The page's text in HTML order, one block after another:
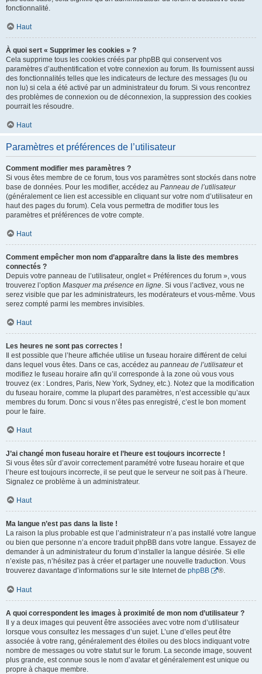
fonctionnalité.
Haut
À quoi sert « Supprimer les cookies » ?
Cela supprime tous les cookies créés par phpBB qui conservent vos
paramètres d’authentification et votre connexion au forum. Ils fournissent aussi
des fonctionnalités telles que les indicateurs de lecture des messages (lu ou
non lu) si cela a été activé par un administrateur du forum. Si vous rencontrez
des problèmes de connexion ou de déconnexion, la suppression des cookies
pourrait les résoudre.
Haut
Paramètres et préférences de l’utilisateur
Comment modifier mes paramètres ?
Si vous êtes membre de ce forum, tous vos paramètres sont stockés dans notre
base de données. Pour les modifier, accédez au Panneau de l’utilisateur
(généralement ce lien est accessible en cliquant sur votre nom d’utilisateur en
haut des pages du forum). Cela vous permettra de modifier tous les
paramètres et préférences de votre compte.
Haut
Comment empêcher mon nom d’apparaître dans la liste des membres
connectés ?
Depuis votre panneau de l’utilisateur, onglet « Préférences du forum », vous
trouverez l’option Masquer ma présence en ligne. Si vous l’activez, vous ne
serez visible que par les administrateurs, les modérateurs et vous-même. Vous
serez compté parmi les membres invisibles.
Haut
Les heures ne sont pas correctes !
Il est possible que l’heure affichée utilise un fuseau horaire différent de celui
dans lequel vous êtes. Dans ce cas, accédez au panneau de l’utilisateuret
modifiez le fuseau horaire afin qu’il corresponde à la zone où vous vous
trouvez (ex : Londres, Paris, New York, Sydney, etc.). Notez que la modification
du fuseau horaire, comme la plupart des paramètres, n’est accessible qu’aux
membres du forum. Donc si vous n’êtes pas enregistré, c’est le bon moment
pour le faire.
Haut
J’ai changé mon fuseau horaire et l’heure est toujours incorrecte !
Si vous êtes sûr d’avoir correctement paramétré votre fuseau horaire et que
l’heure est toujours incorrecte, il se peut que le serveur ne soit pas à l’heure.
Signalez ce problème à un administrateur.
Haut
Ma langue n’est pas dans la liste !
La raison la plus probable est que l’administrateur n’a pas installé votre langue
ou bien que personne n’a encore traduit phpBB dans votre langue. Essayez de
demander à un administrateur du forum d’installer la langue désirée. Si elle
n’existe pas, n’hésitez pas à créer et partager une nouvelle traduction. Vous
trouverez davantage d’informations sur le site Internet de phpBB ®.
Haut
A quoi correspondent les images à proximité de mon nom d’utilisateur ?
Il y a deux images qui peuvent être associées avec votre nom d’utilisateur
lorsque vous consultez les messages d’un sujet. L’une d’elles peut être
associée à votre rang, généralement des étoiles ou des blocs indiquant votre
nombre de messages ou votre statut sur le forum. La seconde image, souvent
plus grande, est connue sous le nom d’avatar et généralement est unique ou
propre à chaque membre.